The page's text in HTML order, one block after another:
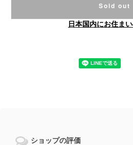
Sold out
日本国内にお住ま
ショップの評価